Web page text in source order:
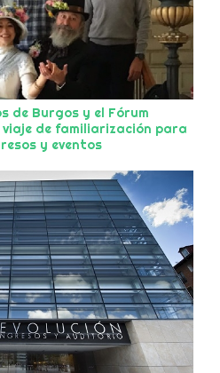
de Burgos y el Fórum
de familiarización para
y eventos